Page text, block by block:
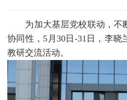
为加大基层党校联动，不
协同性，5月30日-31日，李晓
教研交流活动。